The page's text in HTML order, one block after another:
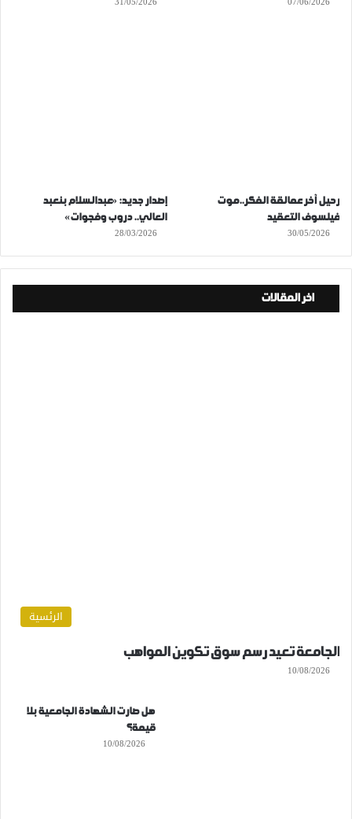
رحيل آخر عمالقة الفكر..موت
فيلسوف التعقيد
30/05/2026
إصدار جديد: «عبدالسلام بنعبد
العالي.. دروب وفجوات»
28/03/2026
اخر المقالات
الرئسية
الجامعة تعيد رسم سوق تكوين المواهب
10/08/2026
هل صارت الشهادة الجامعية بلا
قيمة؟
10/08/2026